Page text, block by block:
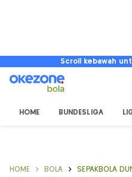
Scroll kebawah
HOME BUNDESLIGA
HOME BOLA SEPAKBOLA